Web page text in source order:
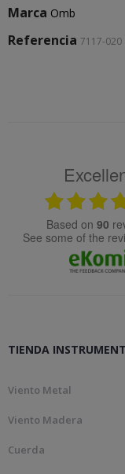
Marca Omb
Referencia 7117-020
based on 90
see some of the
Ágil y rápido;
TIENDA
Viento Metal
Viento Madera
Cuerda